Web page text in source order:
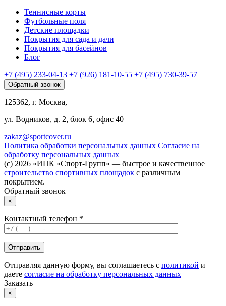
Теннисные корты
Футбольные поля
Детские площадки
Покрытия для сада и дачи
Покрытия для басейнов
Блог
+7 (495) 233-04-13 +7 (926) 181-10-55 +7 (495) 730-39-57
Обратный звонок
125362, г. Москва,
ул. Водников, д. 2, блок 6, офис 40
zakaz@sportcover.ru
Политика обработки персональных данных Согласие на
обработку персональных данных
(c) 2026 «ИПК «Спорт-Групп» — быстрое и качественное
строительство спортивных площадок с различным
покрытием.
Обратный звонок
×
Контактный телефон *
Отправляя данную форму, вы соглашаетесь с политикой и
даете согласие на обработку персональных данных
Заказать
×